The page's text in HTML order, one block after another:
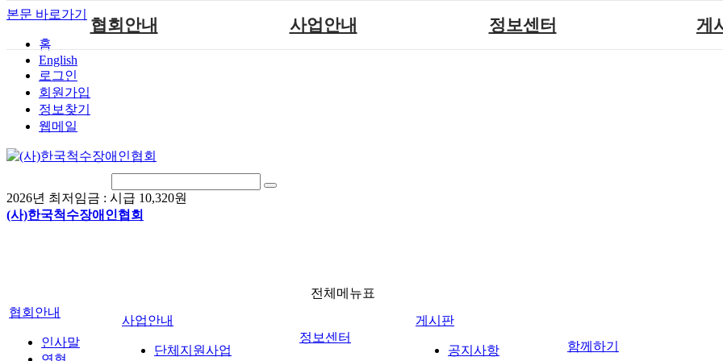
본문 바로가기
홈
English
로그인
회원가입
정보찾기
웹메일
2026년 최저임금 : 시급 10,320원
(사)한국척수장애인협회
협회안내
척수장애란?
찾아오시는길
사업안내
국제 교류/개발 협력사업
정보센터 게
전체메뉴표
협회안내
인사말
사업안내
단체지원사업
정보센터
게시판
공지사항
함께하기